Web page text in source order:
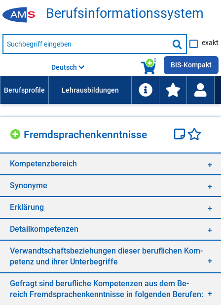
Be­rufs­in­for­ma­ti­ons­sys­tem
Suche
nach
Suche
starten
exakt
0
Deutsch BIS-Kompakt
Fremd­spra­chen­kennt­nis­se
Kom­pe­tenz­be­reich
Syn­ony­me
Er­klä­rung
De­tail­kom­pe­ten­zen
Ver­wandt­schafts­be­zie­hun­gen die­ser be­ruf­li­chen Kom­
pe­tenz und ih­rer Un­ter­be­grif­fe
Ge­fragt sind be­ruf­li­che Kom­pe­ten­zen aus dem Be­
reich Fremd­spra­chen­kennt­nis­se in fol­gen­den Be­ru­fen: